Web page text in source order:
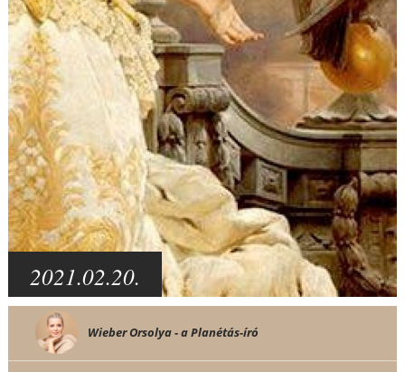
2021.02.20.
Wieber Orsolya - a Planétás-író